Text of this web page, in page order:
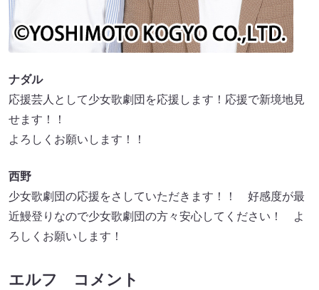
ナダル
応援芸人として少女歌劇団を応援します！応援で新境地見
せます！！
よろしくお願いします！！
西野
少女歌劇団の応援をさしていただきます！！ 好感度が最
近鰻登りなので少女歌劇団の方々安心してください！ よ
ろしくお願いします！
エルフ コメント